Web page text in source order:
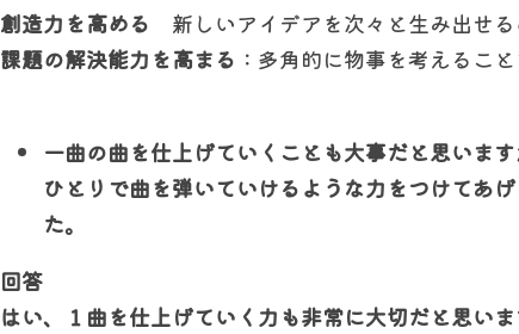
創造力を高める 新しいアイデアを次々と生み出せ
課題の解決能力を高まる ：多角的に物事を考えるこ
一曲の曲を仕上げていくことも大事だと思いま
ひとりで曲を弾いていけるような力をつけてあ
た。
回答
はい、１曲を仕上げていく力も非常に大切だと思い